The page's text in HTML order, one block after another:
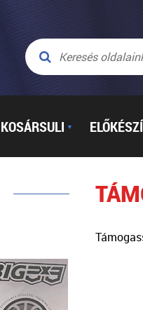
KOSÁRSULI ▼